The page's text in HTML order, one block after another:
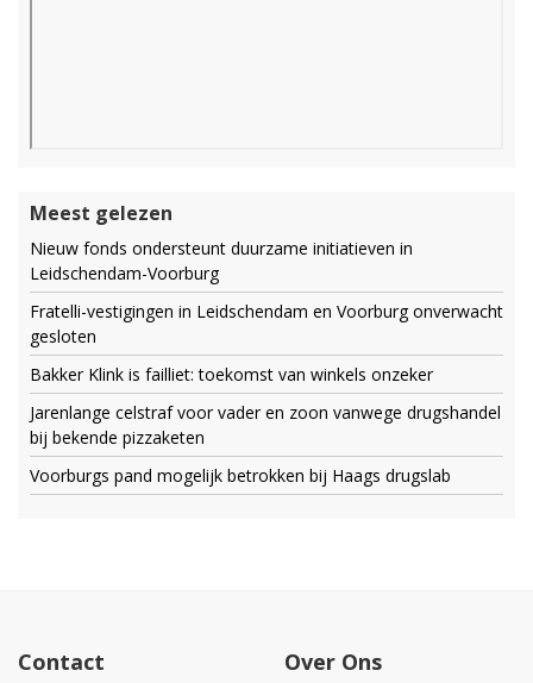
Meest gelezen
Nieuw fonds ondersteunt duurzame initiatieven in
Leidschendam-Voorburg
Fratelli-vestigingen in Leidschendam en Voorburg onverwacht
gesloten
Bakker Klink is failliet: toekomst van winkels onzeker
Jarenlange celstraf voor vader en zoon vanwege drugshandel
bij bekende pizzaketen
Voorburgs pand mogelijk betrokken bij Haags drugslab
Contact Over Ons